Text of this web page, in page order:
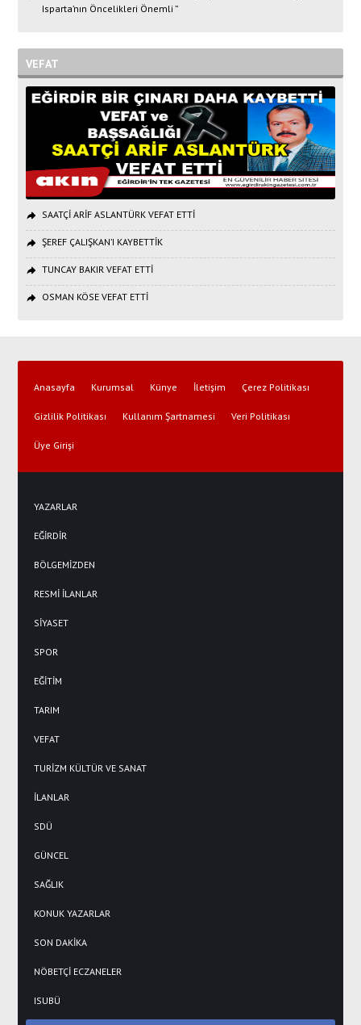
Isparta’nın Öncelikleri Önemli ”
VEFAT
SAATÇİ ARİF ASLANTÜRK VEFAT ETTİ
ŞEREF ÇALIŞKAN’I KAYBETTİK
TUNCAY BAKIR VEFAT ETTİ
OSMAN KÖSE VEFAT ETTİ
Anasayfa Kurumsal Künye İletişim Çerez Politikası
Gizlilik Politikası Kullanım Şartnamesi Veri Politikası
Üye Girişi
YAZARLAR
EĞİRDİR
BÖLGEMİZDEN
RESMİ İLANLAR
SİYASET
SPOR
EĞİTİM
TARIM
VEFAT
TURİZM KÜLTÜR VE SANAT
İLANLAR
SDÜ
GÜNCEL
SAĞLIK
KONUK YAZARLAR
SON DAKİKA
NÖBETÇİ ECZANELER
ISUBÜ